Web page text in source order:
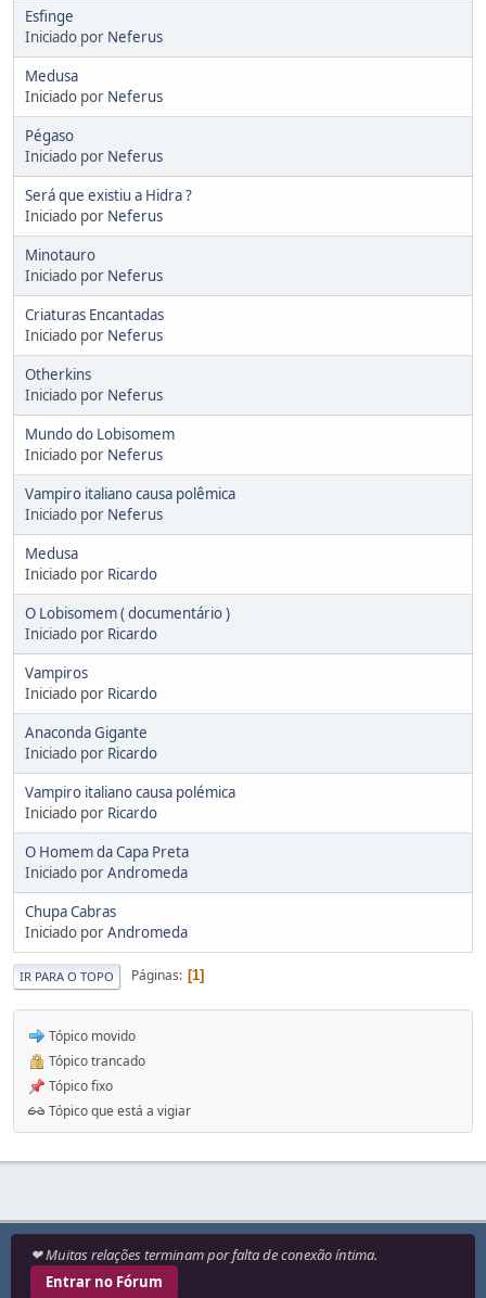
Esfinge
Iniciado por Neferus
Medusa
Iniciado por Neferus
Pégaso
Iniciado por Neferus
Será que existiu a Hidra ?
Iniciado por Neferus
Minotauro
Iniciado por Neferus
Criaturas Encantadas
Iniciado por Neferus
Otherkins
Iniciado por Neferus
Mundo do Lobisomem
Iniciado por Neferus
Vampiro italiano causa polêmica
Iniciado por Neferus
Medusa
Iniciado por Ricardo
O Lobisomem ( documentário )
Iniciado por Ricardo
Vampiros
Iniciado por Ricardo
Anaconda Gigante
Iniciado por Ricardo
Vampiro italiano causa polémica
Iniciado por Ricardo
O Homem da Capa Preta
Iniciado porAndromeda
Chupa Cabras
Iniciado porAndromeda
IR PARA O TOPO Páginas 1
Tópico movido
Tópico trancado
Tópico fixo
Tópico que está a vigiar
❤ Muitas relações terminam por falta de conexão íntima.
Entrar no Fórum